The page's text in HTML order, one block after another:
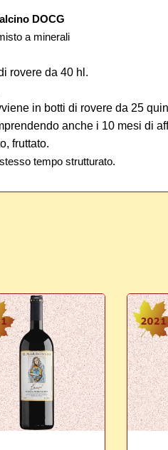
DOCG
a minerali
rovere da 40 hl.
in botti di rovere da 25
anche i 10 mesi di
fruttato.
tempo strutturato.